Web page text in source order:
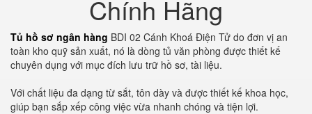
Chính Hãng
Tủ hồ sơ ngân hàng BDI 02 Cánh Khoá Điện Tử do đơn vị an
toàn kho quỹ sản xuất, nó là dòng tủ văn phòng được thiết kế
chuyên dụng với mục đích lưu trữ hồ sơ, tài liệu.
Với chất liệu đa dạng từ sắt, tôn dày và được thiết kế khoa học,
giúp bạn sắp xếp công việc vừa nhanh chóng và tiện lợi.